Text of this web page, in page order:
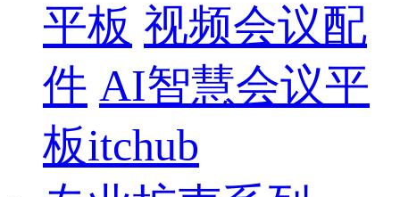
平板 视频会议配
件 AI智慧会议平
板itchub